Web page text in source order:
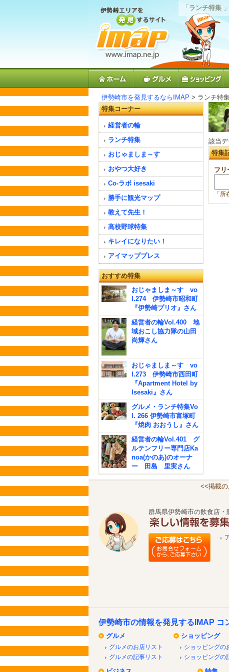
「ランチ特集
伊勢崎市を発見するならIMAP > ランチ特
該当デ
特集
フリ
「
特集コーナー
経営者の輪
ランチ特集
おじゃましま～す
おやつ大好き
Co-ラボ isesaki
勝手に観光マップ
教えて先生！
高校野球特集
キレイになりたい！
アイマッププレス
おすすめ特集
おじゃましま～す vo
l.274 伊勢崎市昭和町
『伊勢崎プリオ』さん
経営者の輪Vol.400 地
域おこし協力隊の山田
尚輝さん
おじゃましま～す vo
l.273 伊勢崎市西田町
『Apartment Hotel by
Isesaki』さん
グルメ・ランチ特集Vo
l. 266 伊勢崎市富塚町
『焼肉 おおうし』さん
経営者の輪Vol.401 グ
ルテンフリー専門店Ka
noa(かのあ)のオーナ
ー 田島 里実さん
<<掲載
群馬県伊勢崎市の飲食店・
伊勢崎市の情報を発見するIMAP コ
グルメ
グルメのお店リスト
グルメの記事リスト
ショッピング
ショッピングの
ショッピングの